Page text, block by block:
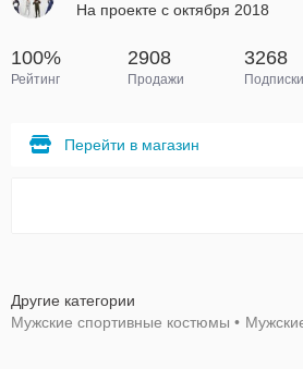
На проекте с октября 2018
100%
Рейтинг
2908
Продажи
3268
Подписки
Перейти в магазин
Другие категории
Мужские спортивные костюмы •